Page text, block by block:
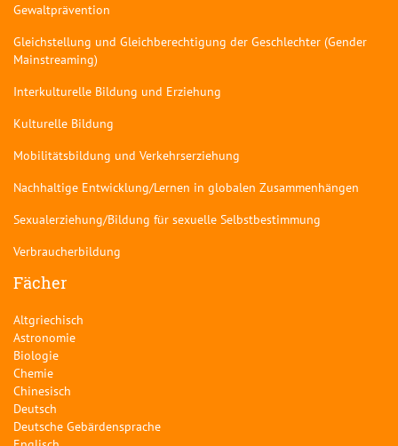
Gewaltprävention
Gleichstellung und Gleichberechtigung der Geschlechter (Gender
Mainstreaming)
Interkulturelle Bildung und Erziehung
Kulturelle Bildung
Mobilitätsbildung und Verkehrserziehung
Nachhaltige Entwicklung/Lernen in globalen Zusammenhängen
Sexualerziehung/Bildung für sexuelle Selbstbestimmung
Verbraucherbildung
Fächer
Altgriechisch
Astronomie
Biologie
Chemie
Chinesisch
Deutsch
Deutsche Gebärdensprache